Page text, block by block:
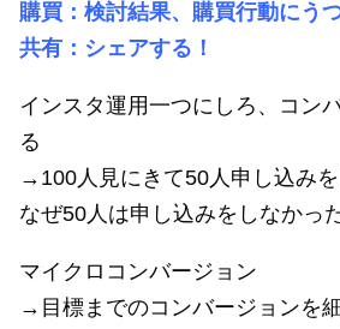
購買：検討結果、購買行動にう
共有：シェアする！
インスタ運用一つにしろ、コン
る
→100人見にきて50人申し込み
なぜ50人は申し込みをしなかっ
マイクロコンバージョン
→目標までのコンバージョンを